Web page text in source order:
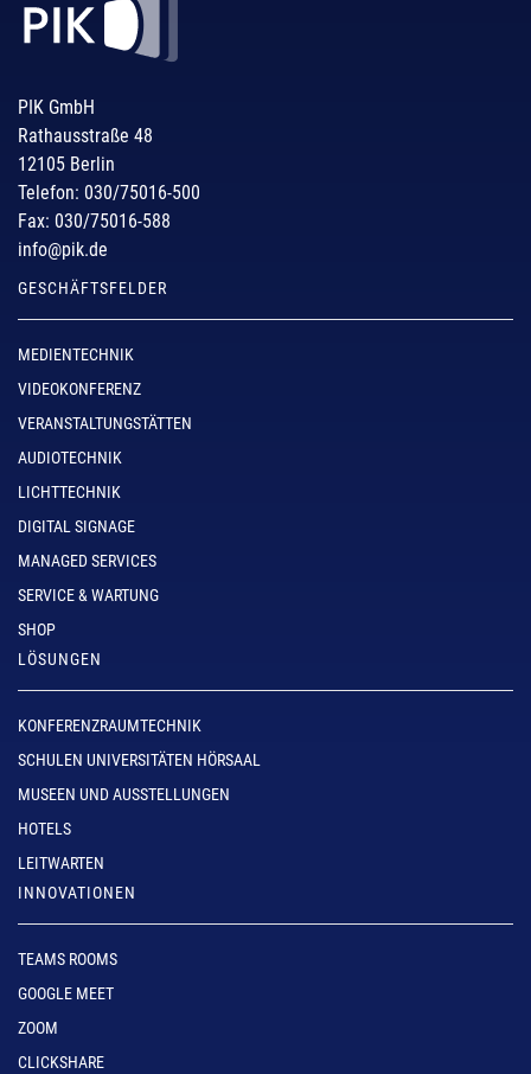
PIK GmbH
Rathausstraße 48
12105 Berlin
Telefon: 030/75016-500
Fax: 030/75016-588
info@pik.de
GESCHÄFTSFELDER
MEDIENTECHNIK
VIDEOKONFERENZ
VERANSTALTUNGSTÄTTEN
AUDIOTECHNIK
LICHTTECHNIK
DIGITAL SIGNAGE
MANAGED SERVICES
SERVICE & WARTUNG
SHOP
LÖSUNGEN
KONFERENZRAUMTECHNIK
SCHULEN UNIVERSITÄTEN HÖRSAAL
MUSEEN UND AUSSTELLUNGEN
HOTELS
LEITWARTEN
INNOVATIONEN
TEAMS ROOMS
GOOGLE MEET
ZOOM
CLICKSHARE